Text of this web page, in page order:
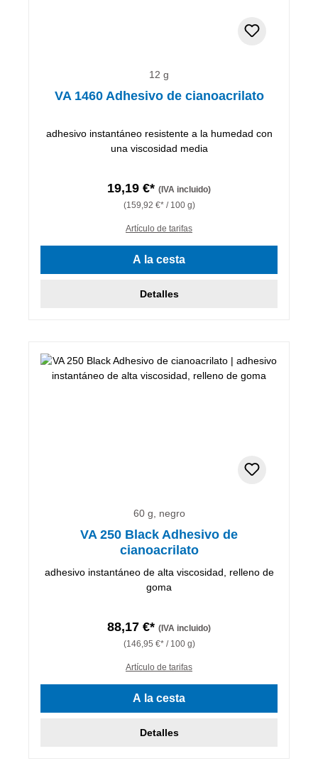
12 g
VA 1460 Adhesivo de cianoacrilato
adhesivo instantáneo resistente a la humedad con
una viscosidad media
19,19 €* (IVA incluido)
(159,92 €* / 100 g)
Artículo de tarifas
A la cesta
Detalles
60 g, negro
VA 250 Black Adhesivo de
cianoacrilato
adhesivo instantáneo de alta viscosidad, relleno de
goma
88,17 €* (IVA incluido)
(146,95 €* / 100 g)
Artículo de tarifas
A la cesta
Detalles